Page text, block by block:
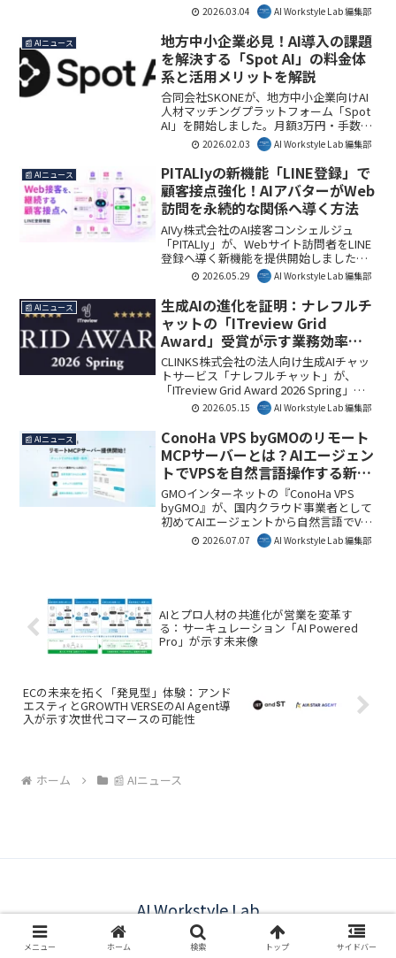
BLOOM CONCEPT」（細田AI）に、ステ
ートメント生成AI機能を搭載しました。
プロのクリエイターの専門知を学習した
AIが、ブランド戦略のコンセプトを共感
を呼ぶステートメントへ短時間で昇華さ
せ、企業のマーケティング活動を迅速か
つ高度に支援します。AI Workstyle Lab編
集部としては、クリエイティブ業務の生
産性を高める重要な一歩と捉えていま
す。
2026.03.04 AI Workstyle Lab 編集部
📰 AIニュース
地方中小企業必見！AI導入の課題
を解決する「Spot AI」の料金体
系と活用メリットを解説
合同会社SKONEが、地方中小企業向けAI
人材マッチングプラットフォーム「Spot
AI」を開始しました。月額3万円・手数料
0円でAI専門家へ相談でき、AI導入の障壁
を低コストで解消します。AI Workstyle
Lab編集部としては、このサービスが地方
企業のDXを大きく後押しすると注目して
います。
2026.02.03 AI Workstyle Lab 編集部
📰 AIニュース
PITALIyの新機能「LINE登録」で
顧客接点強化！AIアバターがWeb
訪問を永続的な関係へ導く方法
AIVy株式会社のAI接客コンシェルジュ
「PITALIy」が、Webサイト訪問者をLINE
登録へ導く新機能を提供開始しました。
これにより、一度きりのWeb訪問を継続
的な顧客接点へと発展させ、企業のCRM
活用と再来訪促進を強力に支援します。
AI Workstyle Lab編集部としては、顧客エ
ンゲージメントの新しい形を示す画期的
な一歩と見ています。
2026.05.29 AI Workstyle Lab 編集部
📰 AIニュース
生成AIの進化を証明：ナレフルチ
ャットの「ITreview Grid
Award」受賞が示す業務効率化
の未来
CLINKS株式会社の法人向け生成AIチャッ
トサービス「ナレフルチャット」が、
「ITreview Grid Award 2026 Spring」文
章生成AI部門で「High Performer」を受
賞しました。この受賞は、同サービスの
高い顧客満足度と成長性を裏付け、企業
の業務効率化やナレッジ活用において生
成AIの可能性をさらに広げるものです。AI
Workstyle Lab編集部としては、クローズ
ド環境でセキュアに利用できる点が、多
くの企業にとって導入の決め手になると
見ています。
2026.05.15 AI Workstyle Lab 編集部
📰 AIニュース
ConoHa VPS byGMOのリモート
MCPサーバーとは？AIエージェン
トでVPSを自然言語操作する新機
能を解説
GMOインターネットの『ConoHa VPS
byGMO』が、国内クラウド事業者として
初めてAIエージェントから自然言語でVPS
を操作できるリモートMCPサーバーの提
供を開始しました。これにより、開発者
運用の融合が、新たなワークフローを切
り開くでしょう。
2026.07.07 AI Workstyle Lab 編集部
AIとプロ人材の共進化が営業を変革す
る：サーキュレーション「AI Powered
Pro」が示す未来像
ECの未来を拓く「発見型」体験：アンド
エスティとGROWTH VERSEのAI Agent導
入が示す次世代コマースの可能性
ホーム 📰 AIニュース
AI Workstyle Lab
About us
プライバシーポリシー
メニュー ホーム 検索 トップ サイドバー